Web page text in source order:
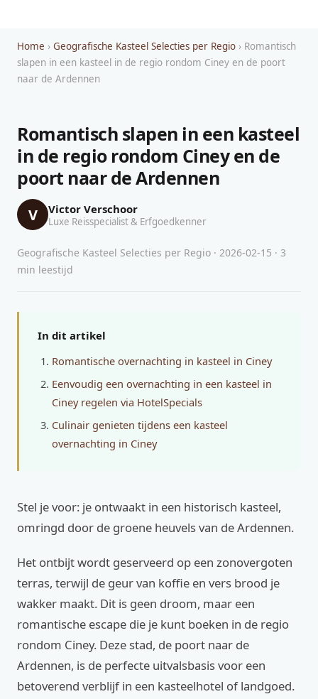
Home › Geografische Kasteel Selecties per Regio › Romantisch
slapen in een kasteel in de regio rondom Ciney en de poort
naar de Ardennen
Romantisch slapen in een kasteel
in de regio rondom Ciney en de
poort naar de Ardennen
V Victor Verschoor
Luxe Reisspecialist & Erfgoedkenner
Geografische Kasteel Selecties per Regio · 2026-02-15 · 3
min leestijd
In dit artikel
Romantische overnachting in kasteel in Ciney
Eenvoudig een overnachting in een kasteel in
Ciney regelen via HotelSpecials
Culinair genieten tijdens een kasteel
overnachting in Ciney
Stel je voor: je ontwaakt in een historisch kasteel,
omringd door de groene heuvels van de Ardennen.
Het ontbijt wordt geserveerd op een zonovergoten
terras, terwijl de geur van koffie en vers brood je
wakker maakt. Dit is geen droom, maar een
romantische escape die je kunt boeken in de regio
rondom Ciney. Deze stad, de poort naar de
Ardennen, is de perfecte uitvalsbasis voor een
betoverend verblijf in een kasteelhotel of landgoed.